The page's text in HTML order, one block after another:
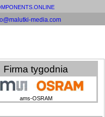
media.com
Firma tygodnia
ams-OSRAM